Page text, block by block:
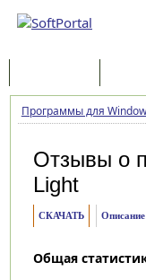
Программы для
Отзывы о
Light
СКАЧАТЬ Описание
Общая